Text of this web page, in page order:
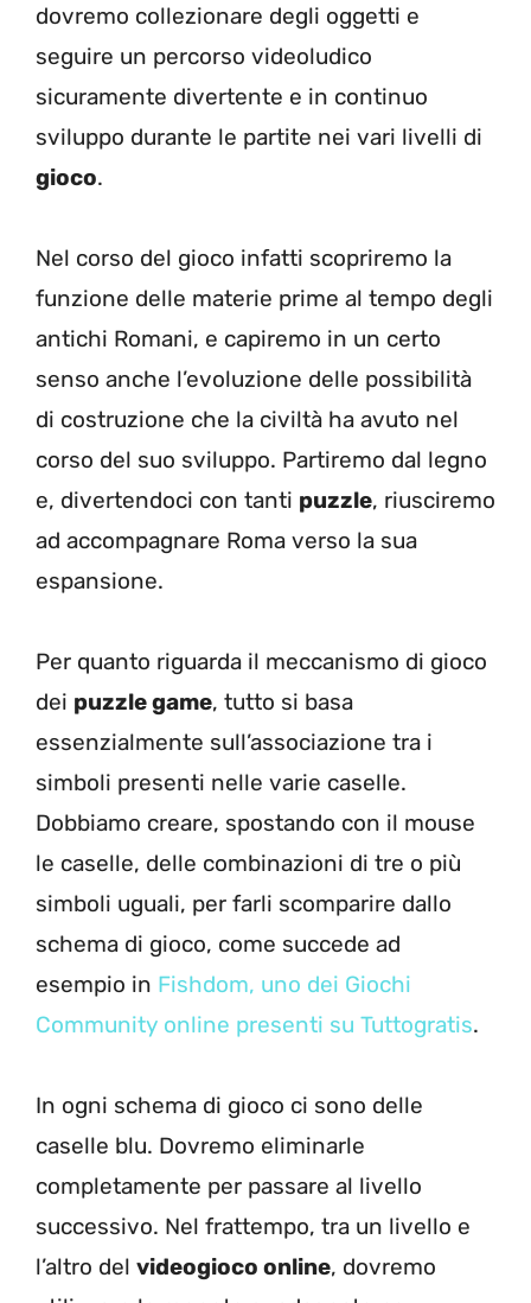
dovremo collezionare degli oggetti e
seguire un percorso videoludico
sicuramente divertente e in continuo
sviluppo durante le partite nei vari livelli di
gioco.
Nel corso del gioco infatti scopriremo la
funzione delle materie prime al tempo degli
antichi Romani, e capiremo in un certo
senso anche l’evoluzione delle possibilità
di costruzione che la civiltà ha avuto nel
corso del suo sviluppo. Partiremo dal legno
e, divertendoci con tanti puzzle, riusciremo
ad accompagnare Roma verso la sua
espansione.
Per quanto riguarda il meccanismo di gioco
dei puzzle game, tutto si basa
essenzialmente sull’associazione tra i
simboli presenti nelle varie caselle.
Dobbiamo creare, spostando con il mouse
le caselle, delle combinazioni di tre o più
simboli uguali, per farli scomparire dallo
schema di gioco, come succede ad
esempio in Fishdom, uno dei Giochi
Community online presenti su Tuttogratis.
In ogni schema di gioco ci sono delle
caselle blu. Dovremo eliminarle
completamente per passare al livello
successivo. Nel frattempo, tra un livello e
l’altro del videogioco online, dovremo